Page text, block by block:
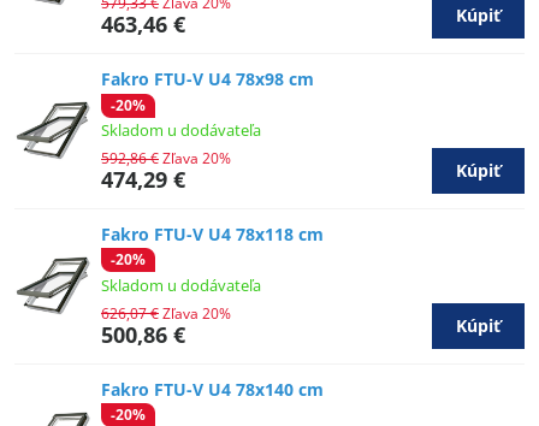
463,46 € Kúpiť
Fakro FTU-V U4 78x98 cm
-20%
Skladom u dodávateľa
474,29 €
592,86 €Zľava 20%
Kúpiť
Fakro FTU-V U4 78x118 cm
-20%
Skladom u dodávateľa
500,86 €
626,07 €Zľava 20%
Kúpiť
Fakro FTU-V U4 78x140 cm
-20%